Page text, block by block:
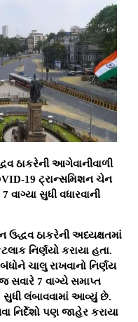
ઠાકરેની આગેવાનીવાળી
19 ટ્રાન્સમિશન ચેન
વાગ્યા સુધી વધારવાની
ઉદ્ધવ ઠાકરેની અધ્યક્ષતમાં
નિર્ણયો કરાયા હતા.
ચાલુ રાખવાનો નિર્ણય
સવારે 7 વાગ્યે સમાપ્ત
લંબાવવામાં આવ્યું છે.
નિર્દેશો પણ જાહેર કરાયા